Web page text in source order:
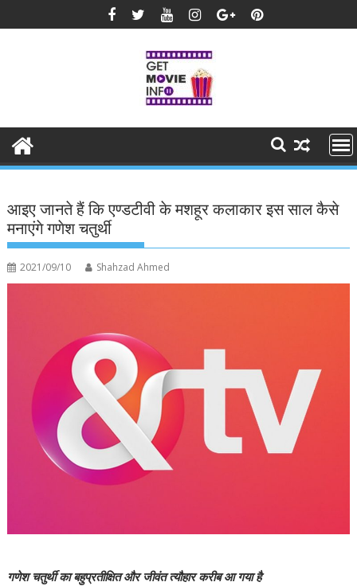
to
आइए जानते हैं कि एण्डटीवी के मशहूर कलाकार इस साल कैसे
मनाएंगे गणेश चतुर्थी
2021/09/10 Shahzad Ahmed
गणेश चतुर्थी का बहुप्रतीक्षित और जीवंत त्यौहार करीब आ गया है